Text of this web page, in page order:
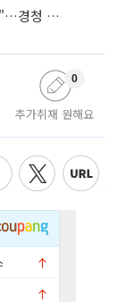
남종섭 의장 "소통위원회는 권한 아닌 통로"…경청 의회 만든다
추가취재 원해요
0